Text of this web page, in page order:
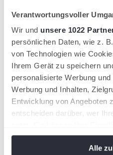
Verantwortungsvoller
Wir und unsere 1022
persönlichen Daten, wie z.
von Technologien wie
Ihrem Gerät zu speichern
personalisierte Werbung
Werbung und Inhalten,
Entwicklung von Angeboten
entscheiden darüber, wer
Cookie-Erklärung oder
Trigger Symbol ändern oder
Alle
Ehrenamt
Ehrungen
HTV-Mitgliedschaft
Leistungssport
Nachwuchsförderung
Übersicht
HTV-
Förderkonzept
Stützpunkte
HTV-
Duale Karriere
Internationale Turniere
Aus- & Fortbildung
Trainer
Übersicht
Trainer